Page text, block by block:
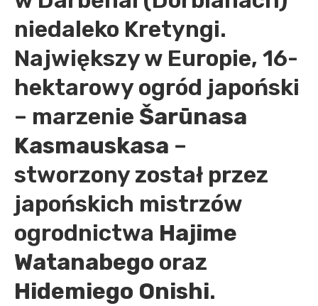
niedaleko Kretyngi.
Największy w Europie, 16-
hektarowy ogród japoński
– marzenie Šarūnasa
Kasmauskasa –
stworzony został przez
japońskich mistrzów
ogrodnictwa Hajime
Watanabego oraz
Hidemiego Onishi.